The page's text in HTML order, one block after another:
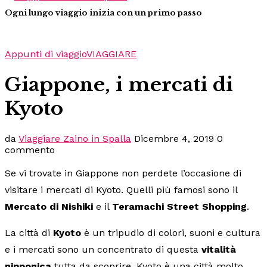
Ogni lungo viaggio inizia con un primo passo
Appunti di viaggioVIAGGIARE
Giappone, i mercati di
Kyoto
da Viaggiare Zaino in Spalla Dicembre 4, 2019 0
commento
Se vi trovate in Giappone non perdete l’occasione di
visitare i mercati di Kyoto. Quelli più famosi sono il
Mercato di Nishiki e il Teramachi Street Shopping.
La città di Kyoto è un tripudio di colori, suoni e cultura
e i mercati sono un concentrato di questa vitalità